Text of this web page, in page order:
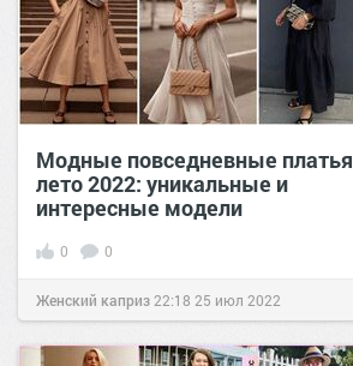
Модные повседневные платья
лето 2022: уникальные и
интересные модели
0 0
Женский каприз 22:18 25 июл 2022